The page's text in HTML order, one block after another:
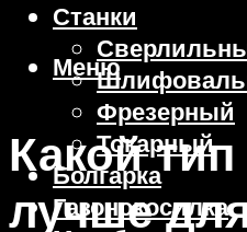
Станки
Фрезерный
Токарный
Болгарка
Газонокосилка
Меню
Какой тип
лучше